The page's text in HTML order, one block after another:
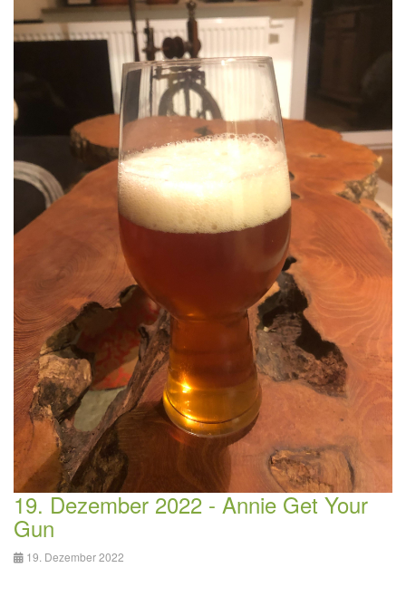
19. Dezember 2022 - Annie Get Your
Gun
19. Dezember 2022